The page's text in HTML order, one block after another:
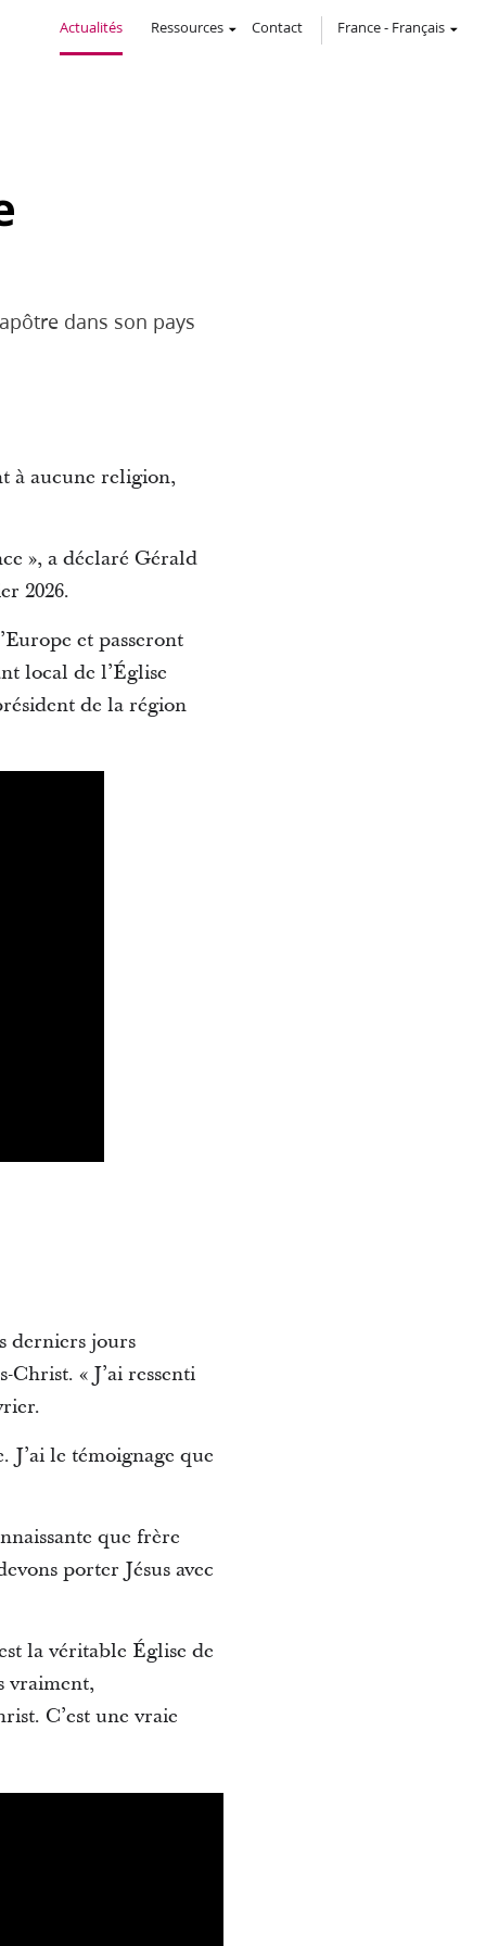
Actualités Ressources Contact France- Français
dans son pays
à aucune religion,
», a déclaré Gérald
2026.
et passeront
local de l’Église
de la région
derniers jours
Christ. « J’ai ressenti
J’ai le témoignage que
que frère
porter Jésus avec
la véritable Église de
vraiment,
C’est une vraie